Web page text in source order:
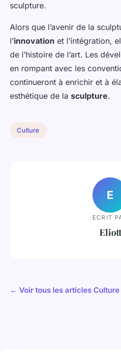
sculpture.
Alors que l’avenir de la
l’innovation et l’intégration,
de l’histoire de l’art. Les
en rompant avec les
continueront à enrichir et à
esthétique de la sculpture.
Culture
E
ECRIT
Eliott
← Voir tous les articles Culture